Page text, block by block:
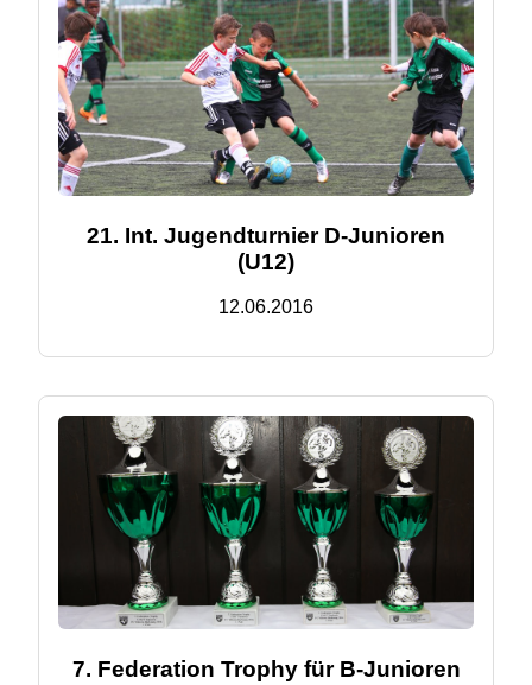
21. Int. Jugendturnier D-Junioren
(U12)
12.06.2016
7. Federation Trophy für B-Junioren